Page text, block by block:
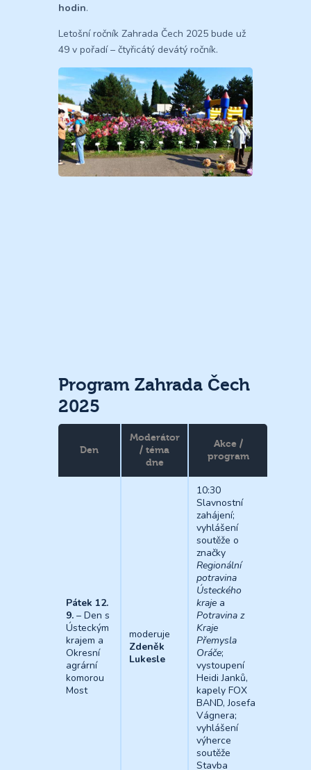
hodin.
Letošní ročník Zahrada Čech 2025 bude už
49 v pořadí – čtyřicátý devátý ročník.
Program Zahrada Čech
2025
Den
Moderátor
/ téma
dne
Akce /
program
Pátek 12.
9. – Den s
Ústeckým
krajem a
Okresní
agrární
komorou
Most
moderuje
Zdeněk
Lukesle
10:30
Slavnostní
zahájení;
vyhlášení
soutěže o
značky
Regionální
potravina
Ústeckého
kraje a
Potravina z
Kraje
Přemysla
Oráče;
vystoupení
Heidi Janků,
kapely FOX
BAND, Josefa
Vágnera;
vyhlášení
výherce
soutěže
Stavba